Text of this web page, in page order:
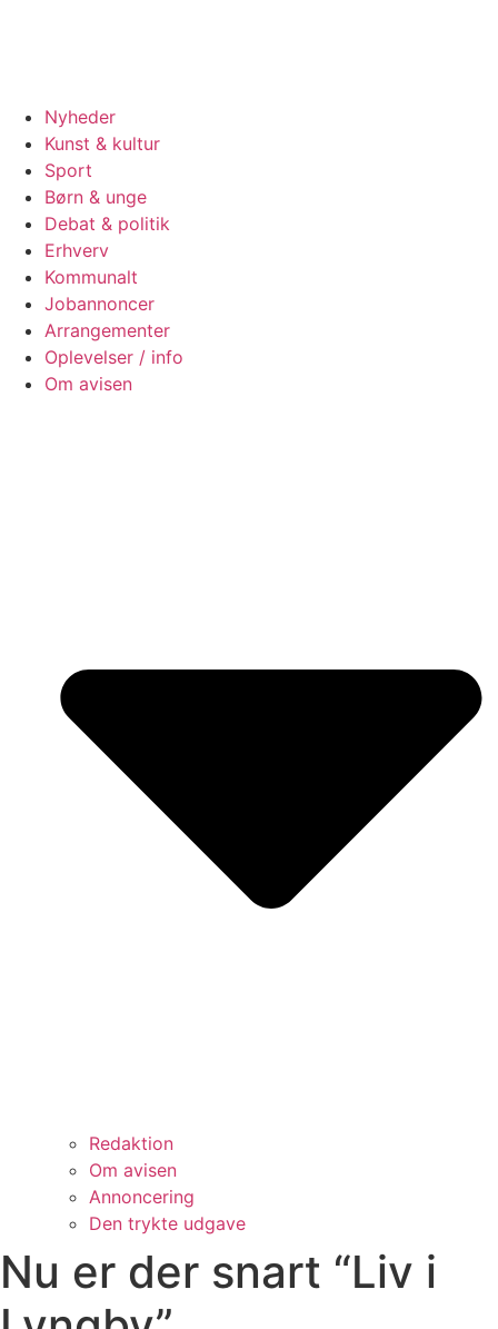
Nyheder
Kunst & kultur
Sport
Børn & unge
Debat & politik
Erhverv
Kommunalt
Jobannoncer
Arrangementer
Oplevelser / info
Om avisen
Redaktion
Om avisen
Annoncering
Den trykte udgave
Nu er der snart “Liv i